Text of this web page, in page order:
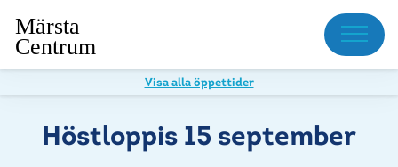
Meny
Visa alla öppettider
Höstloppis 15 september